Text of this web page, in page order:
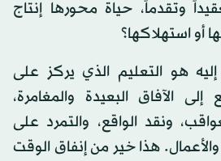
وتقدماً، حياة محورها إنتاج
أو استهلاكها؟
هو التعليم الذي يركز على
الآفاق البعيدة والمغامرة،
ونقد الواقع، والتمرد على
والأعمال. هذا خير من إنفاق الوقت